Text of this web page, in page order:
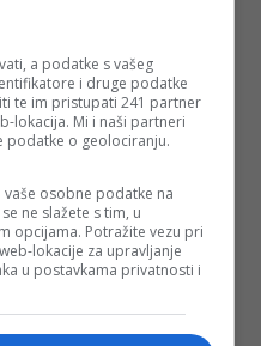
a podatke s vašeg
i druge podatke
te im pristupati 241 partner
lokacija. Mi i naši partneri
podatke o geolociranju.
osobne podatke na
ne slažete s tim, u
opcijama. Potražite vezu pri
lokacije za upravljanje
u postavkama privatnosti i